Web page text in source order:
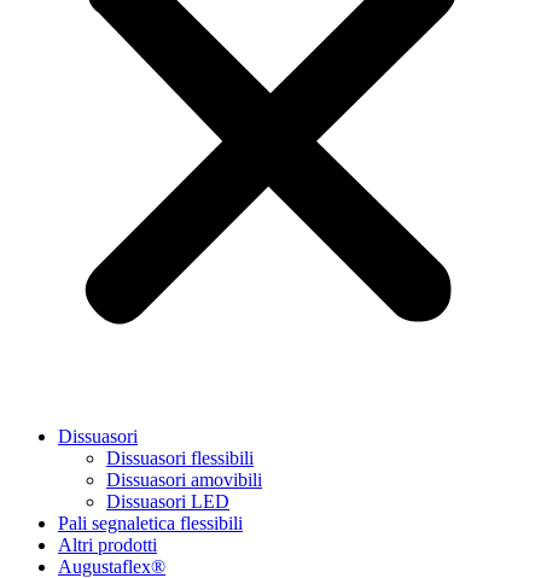
Dissuasori
Dissuasori flessibili
Dissuasori amovibili
Dissuasori LED
Pali segnaletica flessibili
Altri prodotti
Augustaflex®